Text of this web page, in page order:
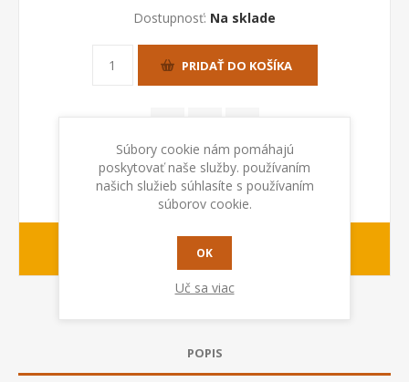
Dostupnosť: Na sklade
PRIDAŤ DO KOŠÍKA
Dodacia lehota:
POPIS
Súbory cookie nám pomáhajú
poskytovať naše služby. používaním
našich služieb súhlasíte s používaním
súborov cookie.
OK
Uč sa viac